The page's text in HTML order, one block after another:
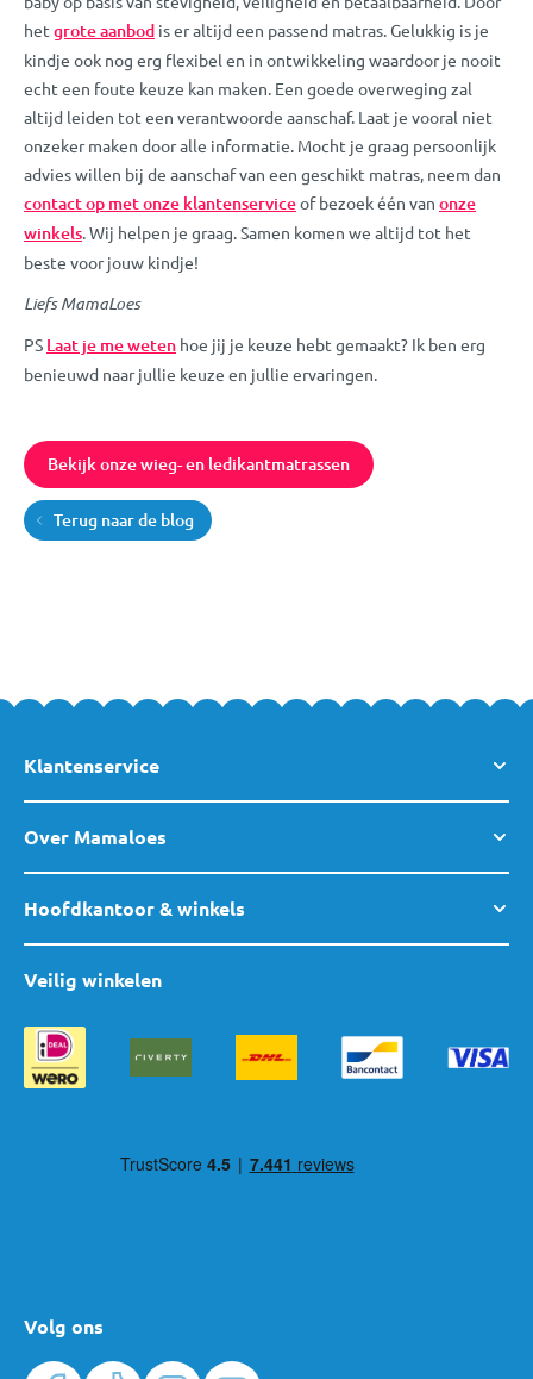
het grote aanbod is er altijd een passend matras. Gelukkig is je
kindje ook nog erg flexibel en in ontwikkeling waardoor je nooit
echt een foute keuze kan maken. Een goede overweging zal
altijd leiden tot een verantwoorde aanschaf. Laat je vooral niet
onzeker maken door alle informatie. Mocht je graag persoonlijk
advies willen bij de aanschaf van een geschikt matras, neem dan
contact op met onze klantenserviceof bezoek één van onze
winkels. Wij helpen je graag. Samen komen we altijd tot het
beste voor jouw kindje!
Liefs MamaLoes
PS Laat je me weten hoe jij je keuze hebt gemaakt? Ik ben erg
benieuwd naar jullie keuze en jullie ervaringen.
Bekijk onze wieg- en ledikantmatrassen
Terug naar de blog
Klantenservice
Over Mamaloes
Hoofdkantoor & winkels
Volg ons
Veilig winkelen